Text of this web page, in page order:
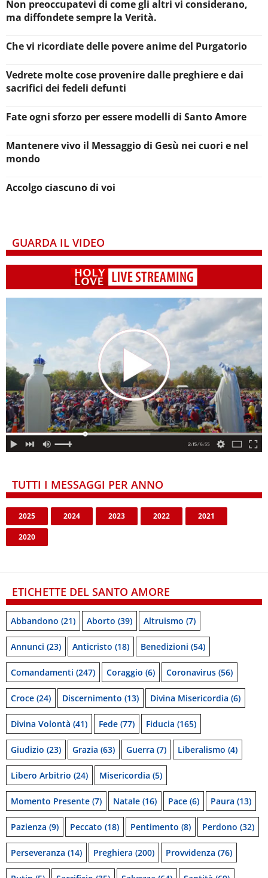
Non preoccupatevi di come gli altri vi considerano,
ma diffondete sempre la Verità.
Che vi ricordiate delle povere anime del Purgatorio
Vedrete molte cose provenire dalle preghiere e dai
sacrifici dei fedeli defunti
Fate ogni sforzo per essere modelli di Santo Amore
Mantenere vivo il Messaggio di Gesù nei cuori e nel
mondo
Accolgo ciascuno di voi
GUARDA IL VIDEO
TUTTI I MESSAGGI PER ANNO
2025 2024 2023 2022 2021
2020
ETICHETTE DEL SANTO AMORE
Abbandono (21) Aborto (39) Altruismo (7)
Annunci (23) Anticristo (18) Benedizioni (54)
Comandamenti (247) Coraggio (6) Coronavirus (56)
Croce (24) Discernimento (13) Divina Misericordia (6)
Divina Volontà (41) Fede (77) Fiducia (165)
Giudizio (23) Grazia (63) Guerra (7) Liberalismo (4)
Libero Arbitrio (24) Misericordia (5)
Momento Presente (7) Natale (16) Pace (6) Paura (13)
Pazienza (9) Peccato (18) Pentimento (8) Perdono (32)
Perseveranza (14) Preghiera (200) Provvidenza (76)